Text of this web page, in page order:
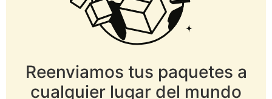
Reenviamos tus paquetes a
cualquier lugar del mundo